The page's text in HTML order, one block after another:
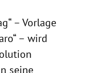
– Vorlage
– wird
seine